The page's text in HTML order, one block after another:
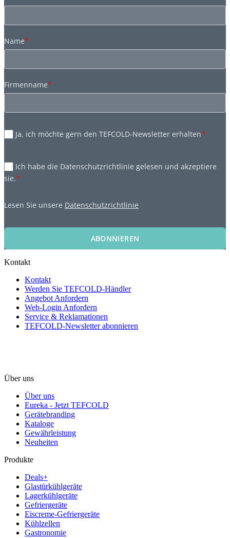
Name*
Firmenname*
Ja, ich möchte gern den TEFCOLD-Newsletter erhalten*
Ich habe die Datenschutzrichtlinie gelesen und akzeptiere
sie.*
Lesen Sie unsere Datenschutzrichtlinie
ABONNIEREN
Kontakt
Kontakt
Werden Sie TEFCOLD-Händler
Angebot Anfordern
Web-Login Anfordern
Service & Reklamationen
TEFCOLD-Newsletter abonnieren
Über uns
Über uns
Eureka - Jetzt TEFCOLD
Gerätebranding
Kataloge
Gewährleistung
Neuheiten
Produkte
Deals+
Glastürkühlgeräte
Lagerkühlgeräte
Gefriergeräte
Eiscreme-Gefriergeräte
Kühlzellen
Gastronomie